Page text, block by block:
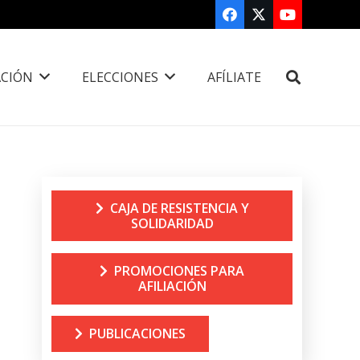
ELECCIONES AFÍLIATE
CAJA DE RESISTENCIA Y
SOLIDARIDAD
PROMOCIONES PARA
AFILIACIÓN
PUBLICACIONES